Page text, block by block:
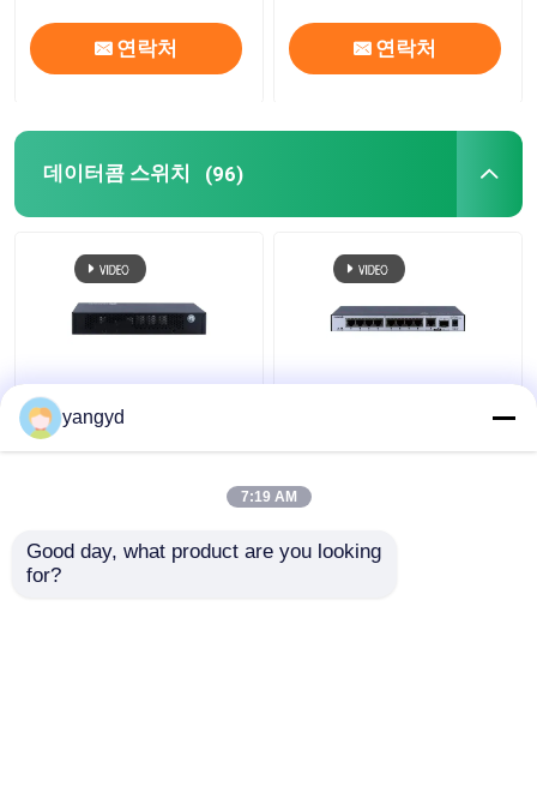
연락처 연락처
데이터콤 스위치 (96)
SFP PoE+ 데이터콤은 8
공항 기가비트 이더넷
엔진 S5731 Ｌ를 바꿉
1 GE SFP 스위치 데이터
를 바꿉니다
yangyd
7:19 AM
Good day, what product are you looking
for?